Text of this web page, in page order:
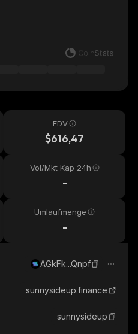
FDV
$616,47
Vol/Mkt Kap 24h
-
Umlaufmenge
-
AGkFk...Qnpf
sunnysideup.finance
sunnysideup